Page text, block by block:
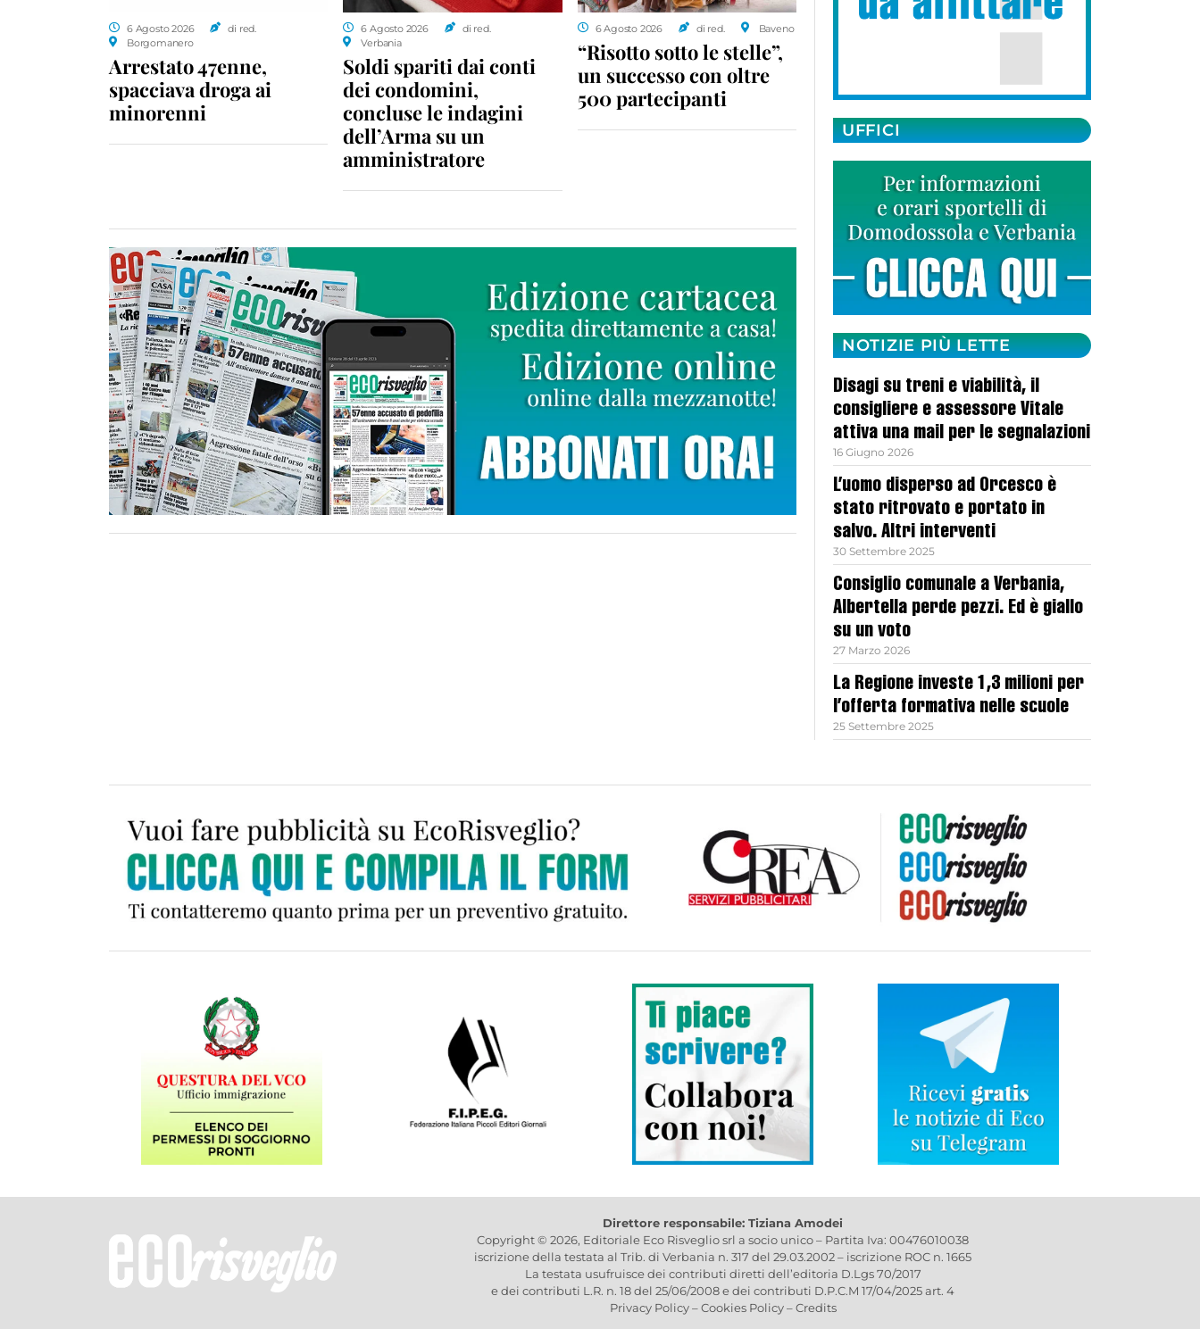
6 Agosto 2026
di red.
Borgomanero
Arrestato 47enne,
spacciava droga ai
minorenni
6 Agosto 2026
di red.
Verbania
Soldi spariti dai conti
dei condomini,
concluse le indagini
dell’Arma su un
amministratore
6 Agosto 2026 di red. Baveno
“Risotto sotto le stelle”,
un successo con oltre
500 partecipanti
UFFICI
NOTIZIE PIÙ LETTE
Disagi su treni e viabilità, il
consigliere e assessore Vitale
attiva una mail per le segnalazioni
16 Giugno 2026
L’uomo disperso ad Orcesco è
stato ritrovato e portato in
salvo. Altri interventi
30 Settembre 2025
Consiglio comunale a Verbania,
Albertella perde pezzi. Ed è giallo
su un voto
27 Marzo 2026
La Regione investe 1,3 milioni per
l’offerta formativa nelle scuole
25 Settembre 2025
Direttore responsabile: Tiziana Amodei
Copyright © 2026, Editoriale Eco Risveglio srl a socio unico – Partita Iva: 00476010038
iscrizione della testata al Trib. di Verbania n. 317 del 29.03.2002 – iscrizione ROC n. 1665
La testata usufruisce dei contributi diretti dell’editoria D.Lgs 70/2017
e dei contributi L.R. n. 18 del 25/06/2008 e dei contributi D.P.C.M 17/04/2025 art. 4
Privacy Policy–Cookies Policy–Credits